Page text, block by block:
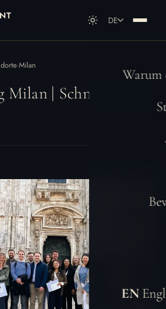
DE
DE Deutsch
EN
›Milan
| Schnitzeljagd